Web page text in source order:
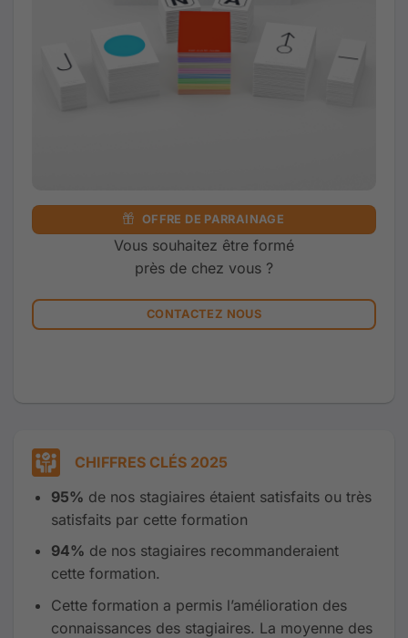
OFFRE DE PARRAINAGE
Vous souhaitez être formé
près de chez vous ?
CONTACTEZ NOUS
CHIFFRES CLÉS 2025
95% de nos stagiaires étaient satisfaits ou très
satisfaits par cette formation
94% de nos stagiaires recommanderaient
cette formation.
Cette formation a permis l’amélioration des
connaissances des stagiaires. La moyenne des